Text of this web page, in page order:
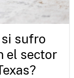
si sufro
el sector